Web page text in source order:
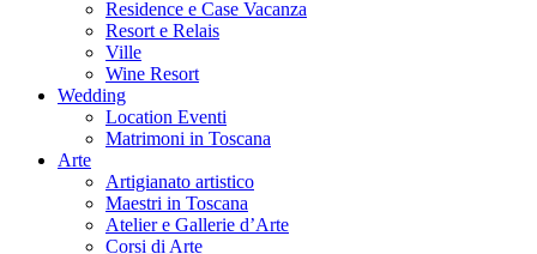
Residence e Case Vacanza
Resort e Relais
Ville
Wine Resort
Wedding
Location Eventi
Matrimoni in Toscana
Arte
Artigianato artistico
Maestri in Toscana
Atelier e Gallerie d’Arte
Corsi di Arte